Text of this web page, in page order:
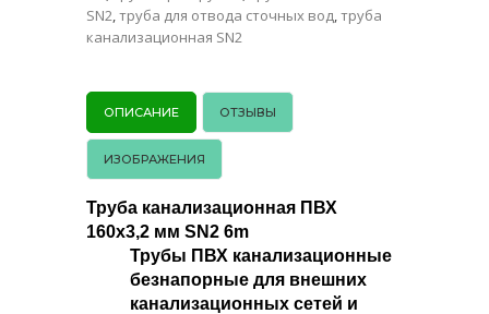
SN2,труба для отвода сточных вод,труба
канализационная SN2
ОПИСАНИЕ ОТЗЫВЫ
ИЗОБРАЖЕНИЯ
Труба канализационная ПВХ
160х3,2 мм SN2 6m
Трубы ПВХ канализационные
безнапорные для внешних
канализационных сетей и